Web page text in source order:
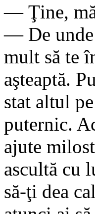
— Ţine,
— De unde
mult să te
aşteaptă.
stat altul
puternic.
ajute
ascultă cu
să-ţi dea